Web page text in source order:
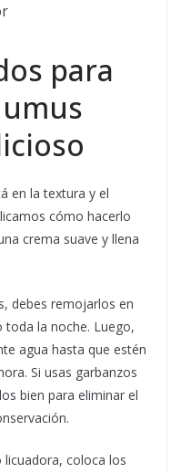
para
en la textura y el
cómo hacerlo
crema suave y llena
debes remojarlos en
la noche. Luego,
agua hasta que estén
Si usas garbanzos
bien para eliminar el
coloca los